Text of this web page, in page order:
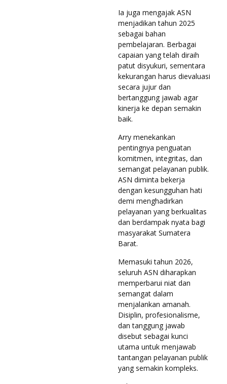
Ia juga mengajak ASN
menjadikan tahun 2025
sebagai bahan
pembelajaran. Berbagai
capaian yang telah diraih
patut disyukuri, sementara
kekurangan harus dievaluasi
secara jujur dan
bertanggung jawab agar
kinerja ke depan semakin
baik.
Arry menekankan
pentingnya penguatan
komitmen, integritas, dan
semangat pelayanan publik.
ASN diminta bekerja
dengan kesungguhan hati
demi menghadirkan
pelayanan yang berkualitas
dan berdampak nyata bagi
masyarakat Sumatera
Barat.
Memasuki tahun 2026,
seluruh ASN diharapkan
memperbarui niat dan
semangat dalam
menjalankan amanah.
Disiplin, profesionalisme,
dan tanggung jawab
disebut sebagai kunci
utama untuk menjawab
tantangan pelayanan publik
yang semakin kompleks.